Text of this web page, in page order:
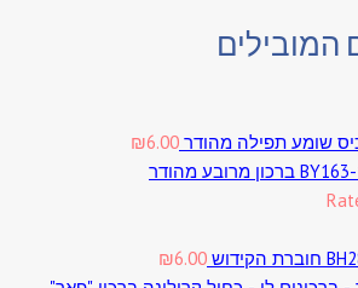
המובילים
שומע תפילה מהודר ₪6.00
ברכון מרובע מהודר
חוברת הקידוש
₪6.00